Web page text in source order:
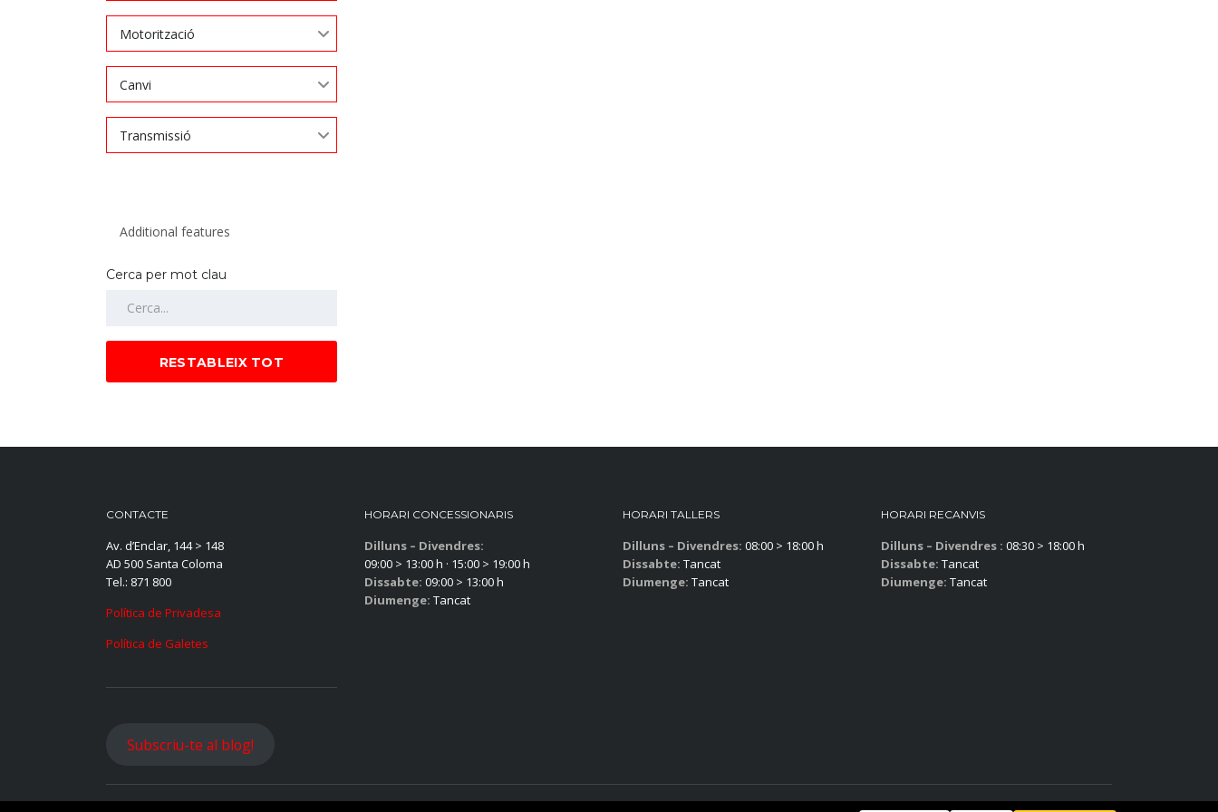
Motorització
Canvi
Transmissió
Cerca per mot clau
RESTABLEIX TOT
CONTACTE
Av. d’Enclar, 144 > 148
AD 500 Santa Coloma
Tel.: 871 800
Política de Privadesa
Política de Galetes
HORARI CONCESSIONARIS
Dilluns – Divendres:
09:00 > 13:00 h · 15:00 > 19:00 h
Dissabte: 09:00 > 13:00 h
Diumenge: Tancat
HORARI TALLERS
Dilluns – Divendres: 08:00 > 18:00 h
Dissabte: Tancat
Diumenge: Tancat
HORARI RECANVIS
Dilluns – Divendres : 08:30 > 18:00 h
Dissabte: Tancat
Diumenge: Tancat
Subscriu-te al blog!